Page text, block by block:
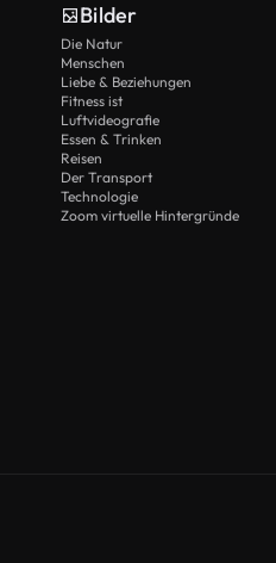
Bilder
Die Natur
Menschen
Liebe & Beziehungen
Fitness ist
Luftvideografie
Essen & Trinken
Reisen
Der Transport
Technologie
Zoom virtuelle Hintergründe